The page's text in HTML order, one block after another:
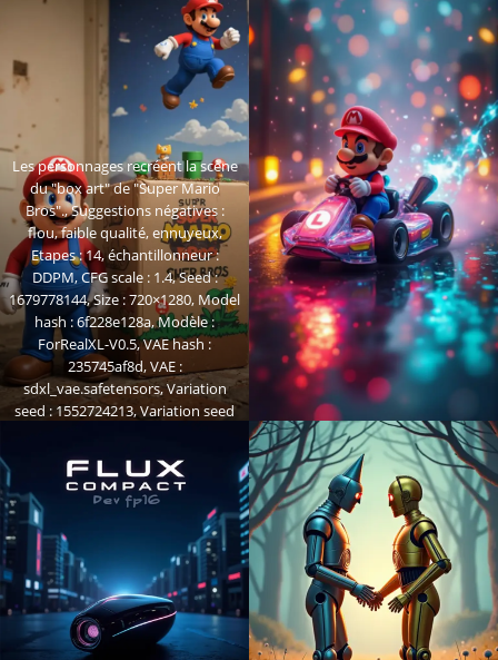
Les personnages recréent la scène
du "box art" de "Super Mario
Bros"., Suggestions négatives :
flou, faible qualité, ennuyeux,
Etapes : 14, échantillonneur :
DDPM, CFG scale : 1.4, Seed :
1679778144, Size : 720×1280, Model
hash : 6f228e128a, Modèle :
ForRealXL-V0.5, VAE hash :
235745af8d, VAE :
sdxl_vae.safetensors, Variation
seed : 1552724213, Variation seed
: 0.16, Clip skip : 2, Hires upscale :
1.5, Hires steps : 14, Hires upscaler :
4x_NMKD-Siax_200k, Lora hashes :
"aidmaFluxStyleXL-v0.2 :
6c2a2b2c3859, aidma-Image
Upgrader-v0.1 : e4be4bfcf4dc",
Version : f0.0.17v1.8.0rc-latest-278-
gbfee03d8